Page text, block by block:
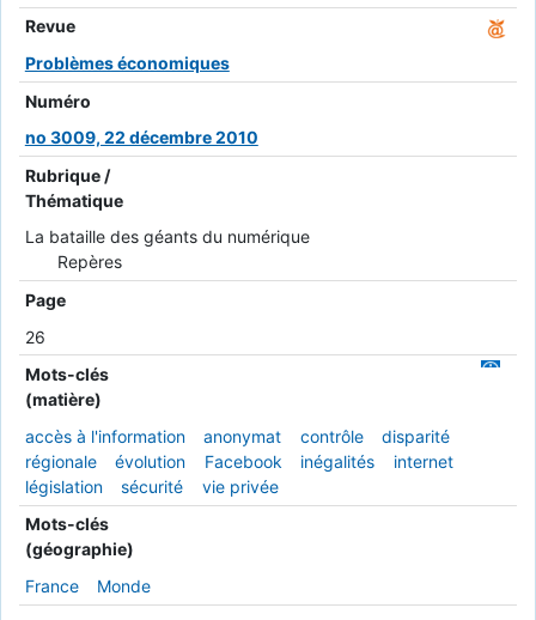
Revue
Problèmes économiques
Numéro
no 3009, 22 décembre 2010
Rubrique /
Thématique
La bataille des géants du numérique
Repères
Page
26
Mots-clés
(matière)
accès à l'information
anonymat contrôle
disparité
régionale
évolution Facebook inégalités
internet
législation
sécurité
vie privée
Mots-clés
(géographie)
France
Monde